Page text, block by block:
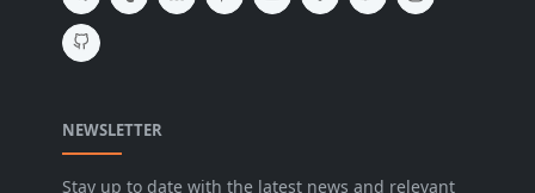
NEWSLETTER
Stay up to date with the latest news and relevant